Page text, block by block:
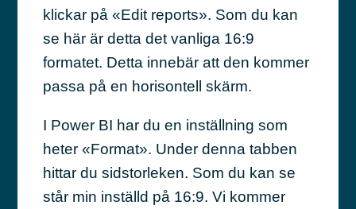
klickar på «Edit reports». Som du kan
se här är detta det vanliga 16:9
formatet. Detta innebär att den kommer
passa på en horisontell skärm.
I Power BI har du en inställning som
heter «Format». Under denna tabben
hittar du sidstorleken. Som du kan se
står min inställd på 16:9. Vi kommer